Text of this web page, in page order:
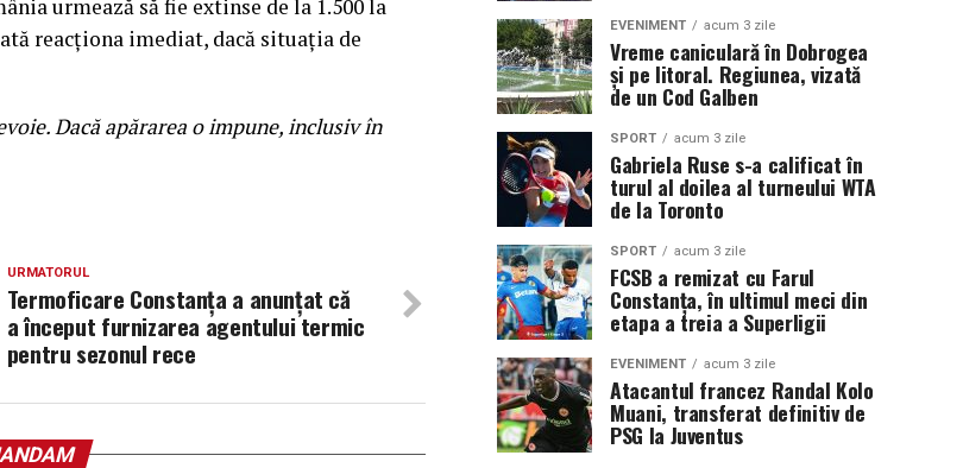
urmează să fie extinse de la 1.500 la
reacţiona imediat, dacă situaţia de
Dacă apărarea o impune, inclusiv în
URMATORUL
Termoficare Constanța a anunţat că
a început furnizarea agentului termic
pentru sezonul rece
EVENIMENT acum 3 zile
Vreme caniculară în Dobrogea
și pe litoral. Regiunea, vizată
de un Cod Galben
SPORT acum 3 zile
Gabriela Ruse s-a calificat în
turul al doilea al turneului WTA
de la Toronto
SPORT acum 3 zile
FCSB a remizat cu Farul
Constanța, în ultimul meci din
etapa a treia a Superligii
EVENIMENT acum 3 zile
Atacantul francez Randal Kolo
Muani, transferat definitiv de
PSG la Juventus